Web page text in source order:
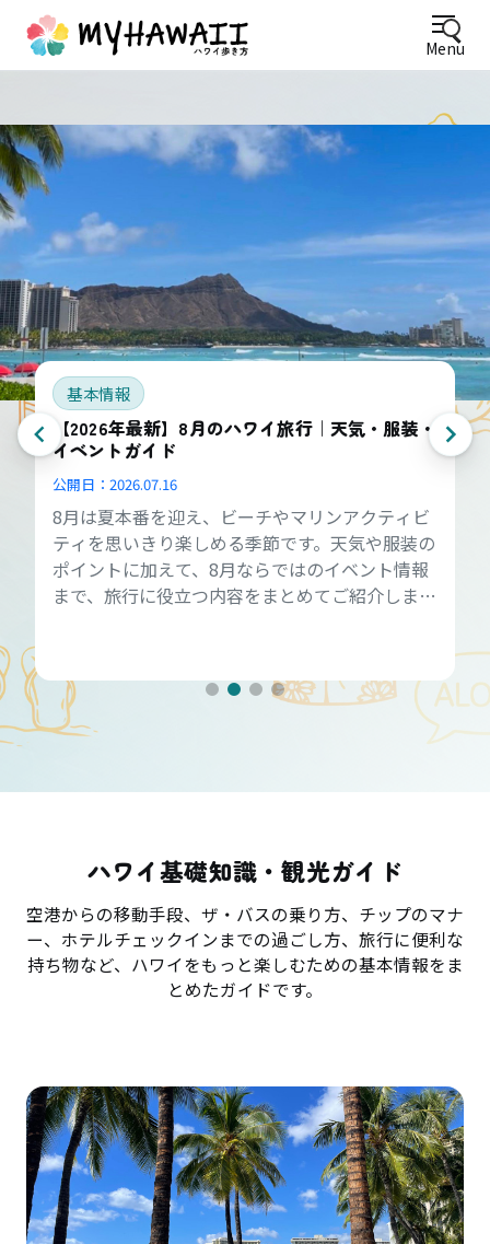
Menu
基本情報
【2026年最新】8月のハワイ旅行｜天気・服装・
イベントガイド
公開日： 2026.07.16
8月は夏本番を迎え、ビーチやマリンアクティビ
ティを思いきり楽しめる季節です。天気や服装の
ポイントに加えて、8月ならではのイベント情報
まで、旅行に役立つ内容をまとめてご紹介しま
ハワイ基礎知識・観光ガイド
空港からの移動手段、ザ・バスの乗り方、チップのマナ
ー、ホテルチェックインまでの過ごし方、旅行に便利な
持ち物など、ハワイをもっと楽しむための基本情報をま
とめたガイドです。